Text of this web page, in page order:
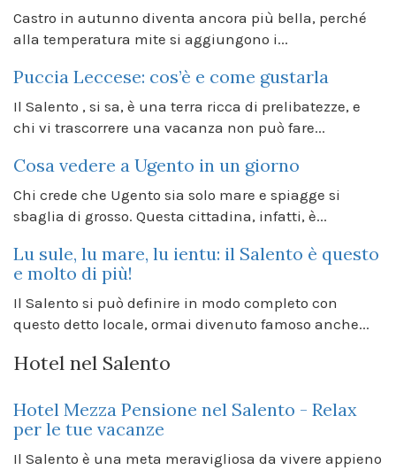
Castro in autunno diventa ancora più bella, perché
alla temperatura mite si aggiungono i...
Puccia Leccese: cos’è e come gustarla
Il Salento , si sa, è una terra ricca di prelibatezze, e
chi vi trascorrere una vacanza non può fare...
Cosa vedere a Ugento in un giorno
Chi crede che Ugento sia solo mare e spiagge si
sbaglia di grosso. Questa cittadina, infatti, è...
Lu sule, lu mare, lu ientu: il Salento è questo
e molto di più!
Il Salento si può definire in modo completo con
questo detto locale, ormai divenuto famoso anche...
Hotel nel Salento
Hotel Mezza Pensione nel Salento - Relax
per le tue vacanze
Il Salento è una meta meravigliosa da vivere appieno